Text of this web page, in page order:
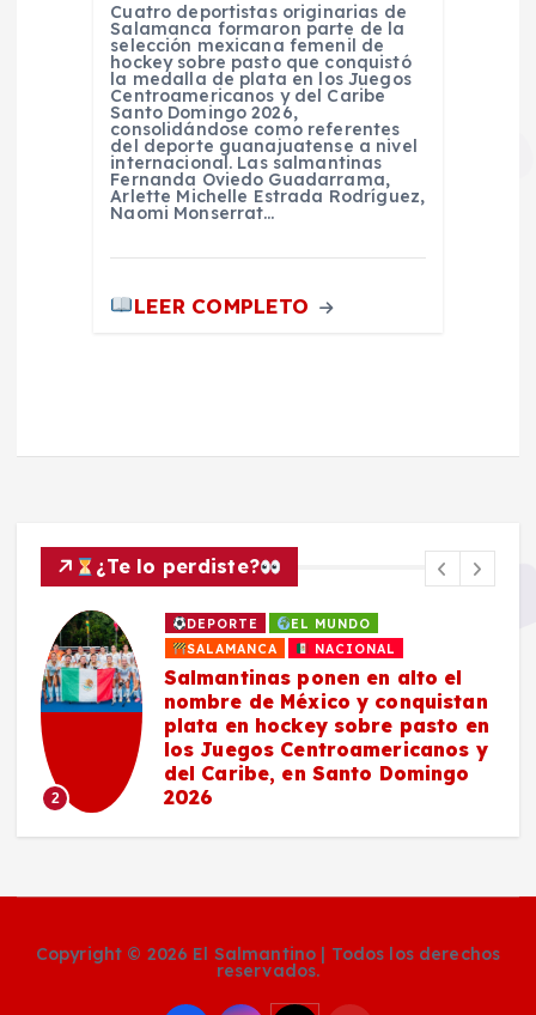
Cuatro deportistas originarias de
Salamanca formaron parte de la
selección mexicana femenil de
hockey sobre pasto que conquistó
la medalla de plata en los Juegos
Centroamericanos y del Caribe
Santo Domingo 2026,
consolidándose como referentes
del deporte guanajuatense a nivel
internacional. Las salmantinas
Fernanda Oviedo Guadarrama,
Arlette Michelle Estrada Rodríguez,
Naomi Monserrat…
LEER COMPLETO
¿Te lo perdiste?
2
DEPORTE
EL MUNDO
SALAMANCA
NACIONAL
Salmantinas ponen en alto el
nombre de México y conquistan
plata en hockey sobre pasto en
los Juegos Centroamericanos y
del Caribe, en Santo Domingo
2026
Copyright © 2026 El Salmantino | Todos los derechos
reservados.